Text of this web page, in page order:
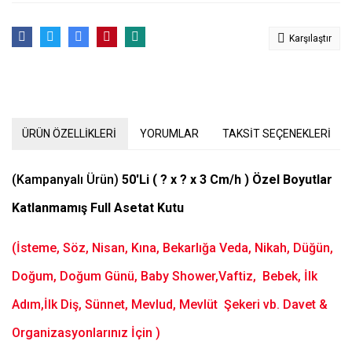
Karşılaştır
ÜRÜN ÖZELLİKLERİ YORUMLAR TAKSİT SEÇENEKLERİ
(Kampanyalı Ürün) 50'Li ( ? x ? x 3 Cm/h ) Özel Boyutlar
Katlanmamış Full Asetat Kutu
(İsteme, Söz, Nisan, Kına, Bekarlığa Veda, Nikah, Düğün,
Doğum, Doğum Günü, Baby Shower,Vaftiz, Bebek, İlk
Adım,İlk Diş, Sünnet, Mevlud, Mevlüt Şekeri vb. Davet &
Organizasyonlarınız İçin )